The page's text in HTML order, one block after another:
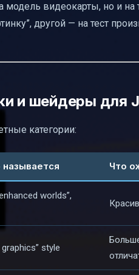
видеокарты, но и на
другой — на тест
и шейдеры для
категории:
Что
worlds”,
graphics” style